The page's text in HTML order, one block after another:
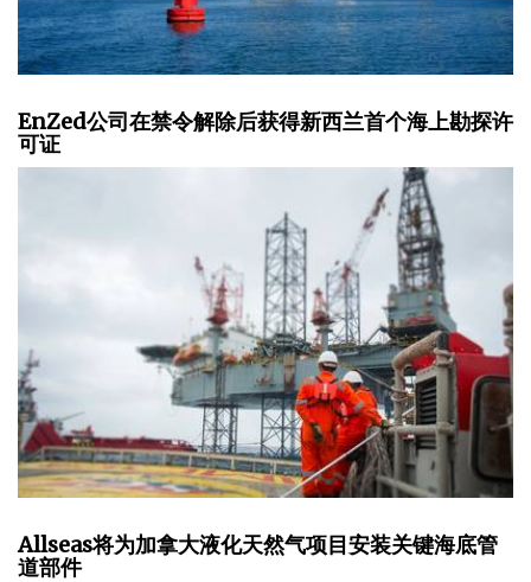
EnZed公司在禁令解除后获得新西兰首个海上勘探许
可证
Allseas将为加拿大液化天然气项目安装关键海底管
道部件